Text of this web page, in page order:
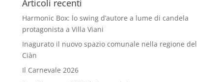
Articoli recenti
Harmonic Box: lo swing d’autore a lume di candela
protagonista a Villa Viani
Inagurato il nuovo spazio comunale nella regione del
Ciàn
Il Carnevale 2026